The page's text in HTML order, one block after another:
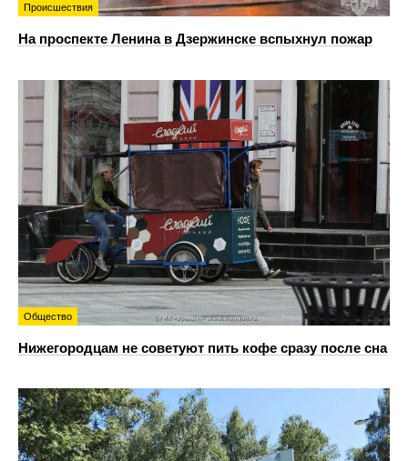
Происшествия
На проспекте Ленина в Дзержинске вспыхнул пожар
Общество
Нижегородцам не советуют пить кофе сразу после сна